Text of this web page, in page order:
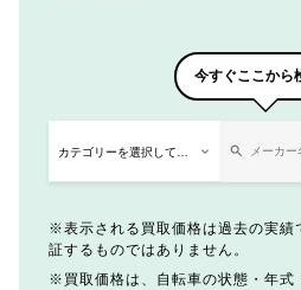
今すぐここから
表示される買取価格は過去の実
証するものではありません。
買取価格は、自転車の状態・年式